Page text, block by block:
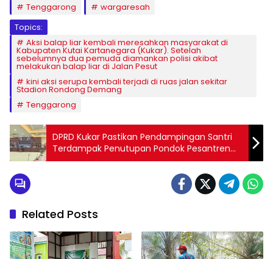
Tenggarong
wargaresah
Topics:
Aksi balap liar kembali meresahkan masyarakat di
Kabupaten Kutai Kartanegara (Kukar). Setelah
sebelumnya dua pemuda diamankan polisi akibat
melakukan balap liar di Jalan Pesut
kini aksi serupa kembali terjadi di ruas jalan sekitar
Stadion Rondong Demang
Tenggarong
DPRD Kukar Pastikan Pendampingan Santri
Terdampak Penutupan Pondok Pesantren
Ibadurrahman
Related Posts